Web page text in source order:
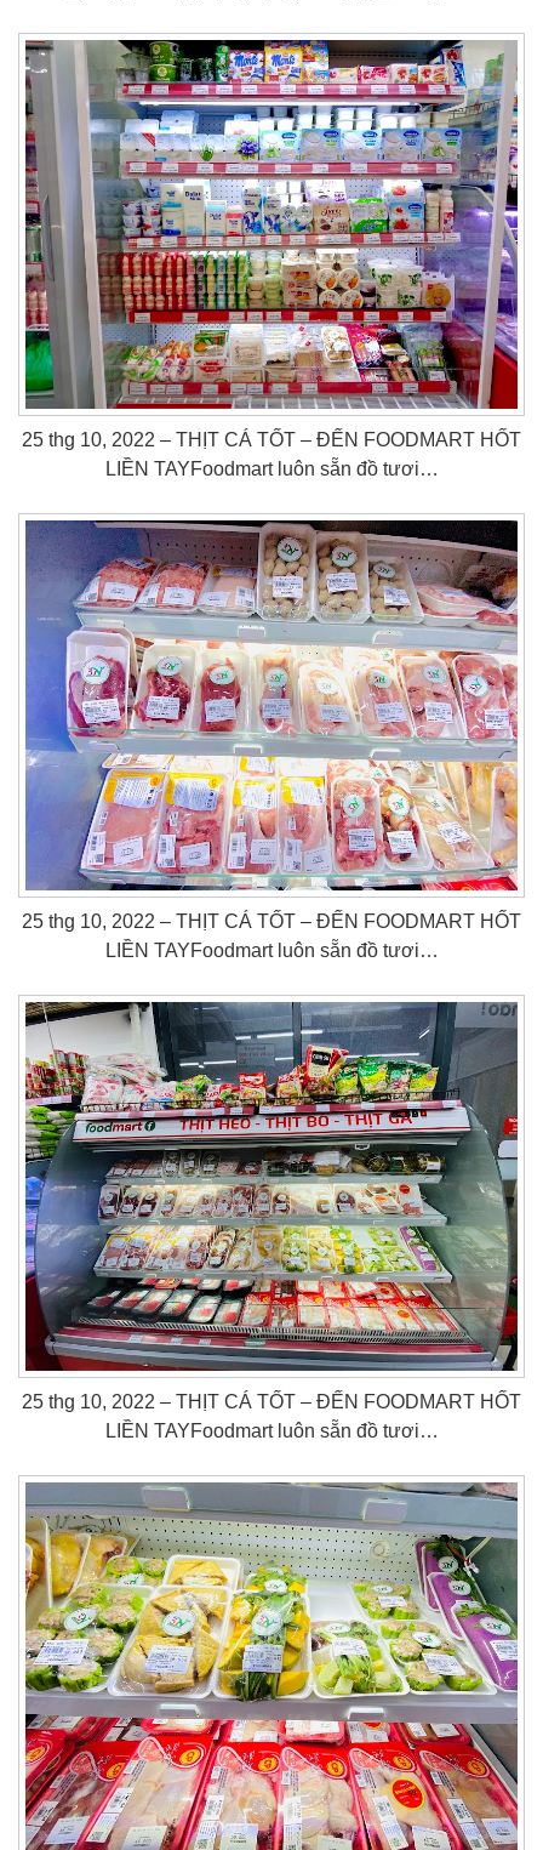
25 thg 10, 2022 – THỊT CÁ TỐT – ĐẾN FOODMART HỐT
LIỀN TAY️Foodmart luôn sẵn đồ tươi…
25 thg 10, 2022 – THỊT CÁ TỐT – ĐẾN FOODMART HỐT
LIỀN TAY️Foodmart luôn sẵn đồ tươi…
25 thg 10, 2022 – THỊT CÁ TỐT – ĐẾN FOODMART HỐT
LIỀN TAY️Foodmart luôn sẵn đồ tươi…